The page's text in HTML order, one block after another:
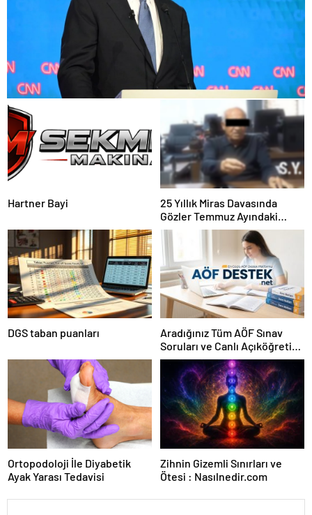
Hartner Bayi
25 Yıllık Miras Davasında
Gözler Temmuz Ayındaki
Karar Duruşmasına Çevrildi
DGS taban puanları
Aradığınız Tüm AÖF Sınav
Soruları ve Canlı Açıköğretim
Forumu Burada
Ortopodoloji İle Diyabetik
Ayak Yarası Tedavisi
Zihnin Gizemli Sınırları ve
Ötesi : Nasılnedir.com